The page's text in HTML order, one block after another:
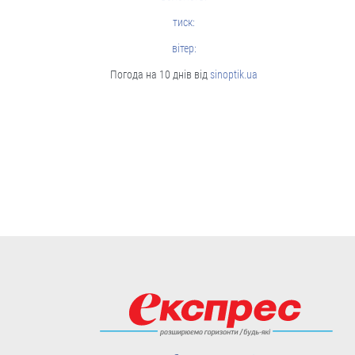
тиск:
вітер:
Погода на 10 днів відsinoptik.ua
вологих серветок для передової
Ініціатором цієї справи став